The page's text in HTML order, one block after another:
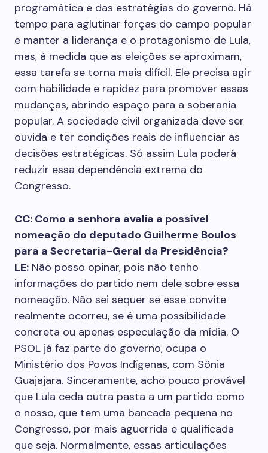
programática e das estratégias do governo. Há
tempo para aglutinar forças do campo popular
e manter a liderança e o protagonismo de Lula,
mas, à medida que as eleições se aproximam,
essa tarefa se torna mais difícil. Ele precisa agir
com habilidade e rapidez para promover essas
mudanças, abrindo espaço para a soberania
popular. A sociedade civil organizada deve ser
ouvida e ter condições reais de influenciar as
decisões estratégicas. Só assim Lula poderá
reduzir essa dependência extrema do
Congresso.
CC: Como a senhora avalia a possível
nomeação do deputado Guilherme Boulos
para a Secretaria-Geral da Presidência?
LE: Não posso opinar, pois não tenho
informações do partido nem dele sobre essa
nomeação. Não sei sequer se esse convite
realmente ocorreu, se é uma possibilidade
concreta ou apenas especulação da mídia. O
PSOL já faz parte do governo, ocupa o
Ministério dos Povos Indígenas, com Sônia
Guajajara. Sinceramente, acho pouco provável
que Lula ceda outra pasta a um partido como
o nosso, que tem uma bancada pequena no
Congresso, por mais aguerrida e qualificada
que seja. Normalmente, essas articulações